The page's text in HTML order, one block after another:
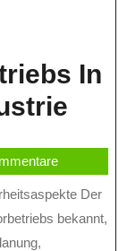
In
Des
bekannt,